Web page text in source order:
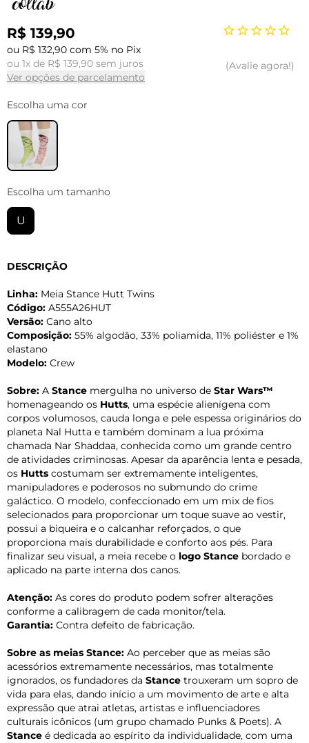
R$ 139,90
ou R$ 132,90 com 5% no Pix
ou 1x de R$ 139,90 sem juros
Ver opções de parcelamento
Avalie agora!
Escolha uma cor
Escolha um tamanho
U
DESCRIÇÃO
Linha: Meia Stance Hutt Twins
Código: A555A26HUT
Versão: Cano alto
Composição: 55% algodão, 33% poliamida, 11% poliéster e 1%
elastano
Modelo: Crew
Sobre: A Stance mergulha no universo de Star Wars™
homenageando os Hutts, uma espécie alienígena com
corpos volumosos, cauda longa e pele espessa originários do
planeta Nal Hutta e também dominam a lua próxima
chamada Nar Shaddaa, conhecida como um grande centro
de atividades criminosas. Apesar da aparência lenta e pesada,
os Hutts costumam ser extremamente inteligentes,
manipuladores e poderosos no submundo do crime
galáctico. O modelo, confeccionado em um mix de fios
selecionados para proporcionar um toque suave ao vestir,
possui a biqueira e o calcanhar reforçados, o que
proporciona mais durabilidade e conforto aos pés. Para
finalizar seu visual, a meia recebe o logo Stance bordado e
aplicado na parte interna dos canos.
Atenção: As cores do produto podem sofrer alterações
conforme a calibragem de cada monitor/tela.
Garantia: Contra defeito de fabricação.
Sobre as meias Stance: Ao perceber que as meias são
acessórios extremamente necessários, mas totalmente
ignorados, os fundadores da Stance trouxeram um sopro de
vida para elas, dando início a um movimento de arte e alta
expressão que atrai atletas, artistas e influenciadores
culturais icônicos (um grupo chamado Punks & Poets). A
Stance é dedicada ao espírito da individualidade, com uma